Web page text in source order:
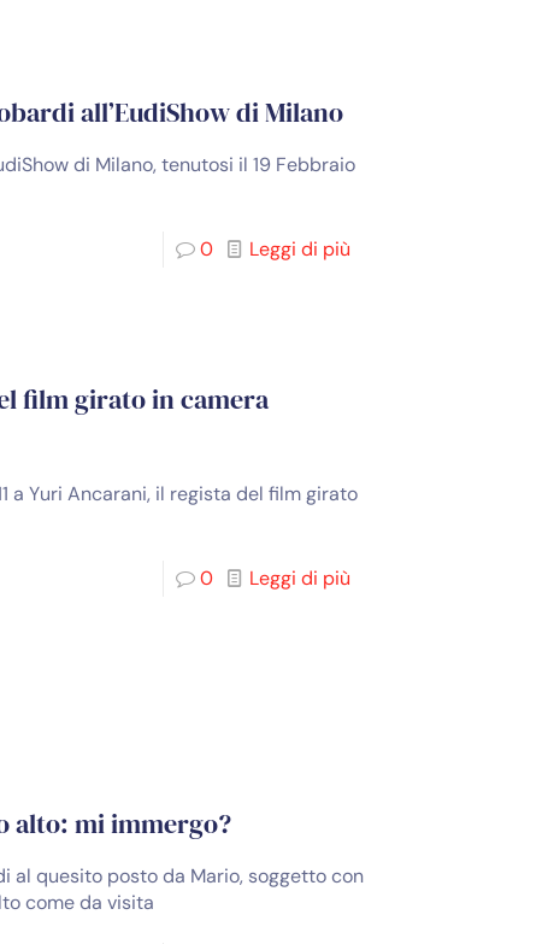
all’EudiShow di Milano
di Milano, tenutosi il 19 Febbraio
0 Leggi di più
film girato in camera
a Yuri Ancarani, il regista del film girato
0 Leggi di più
alto: mi immergo?
al quesito posto da Mario, soggetto con
come da visita